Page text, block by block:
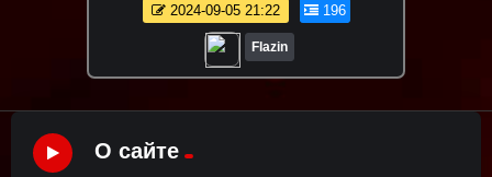
2024-09-05 21:22 196
Flazin
О сайте